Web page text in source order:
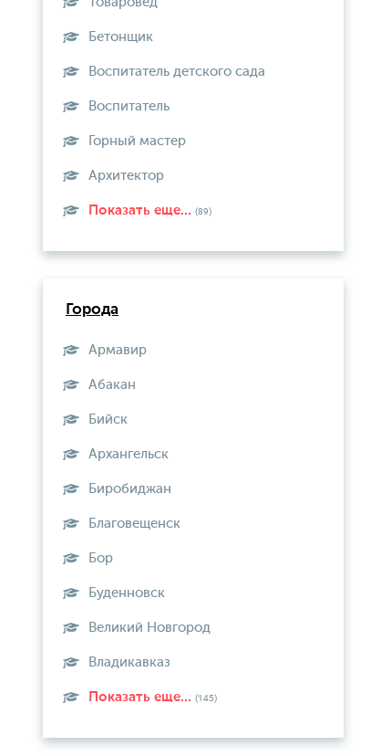
Бетонщик
Воспитатель детского сада
Воспитатель
Горный мастер
Архитектор
Показать еще... (89)
Города
Армавир
Абакан
Бийск
Архангельск
Биробиджан
Благовещенск
Бор
Буденновск
Великий Новгород
Владикавказ
Показать еще... (145)